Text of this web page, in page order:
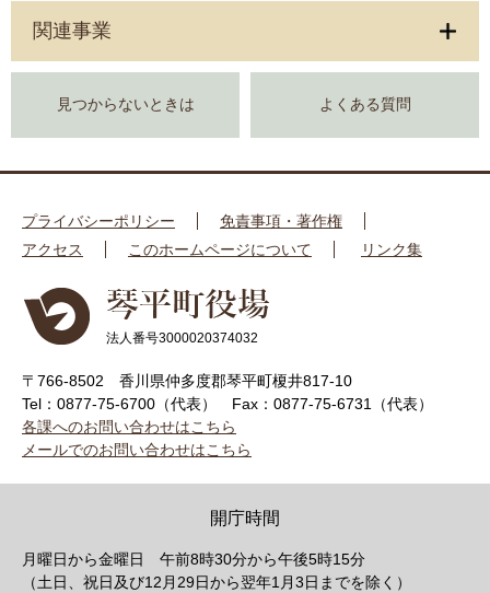
関連事業
見つからないときは よくある質問
プライバシーポリシー
免責事項・著作権
アクセス
このホームページについて リンク集
法人番号3000020374032
〒766-8502 香川県仲多度郡琴平町榎井817-10
Tel：0877-75-6700（代表）
Fax：0877-75-6731（代表）
各課へのお問い合わせはこちら
メールでのお問い合わせはこちら
開庁時間
月曜日から金曜日 午前8時30分から午後5時15分
（土日、祝日及び12月29日から翌年1月3日までを除く）